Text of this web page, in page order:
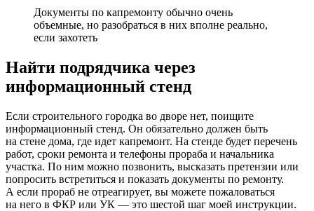
Документы по капремонту обычно очень
объемные, но разобраться в них вполне реально,
если захотеть
Найти подрядчика через
информационный стенд
Если строительного городка во дворе нет, поищите
информационный стенд. Он обязательно должен быть
на стене дома, где идет капремонт. На стенде будет перечень
работ, сроки ремонта и телефоны прораба и начальника
участка. По ним можно позвонить, высказать претензии или
попросить встретиться и показать документы по ремонту.
А если прораб не отреагирует, вы можете пожаловаться
на него в ФКР или УК — это шестой шаг моей инструкции.